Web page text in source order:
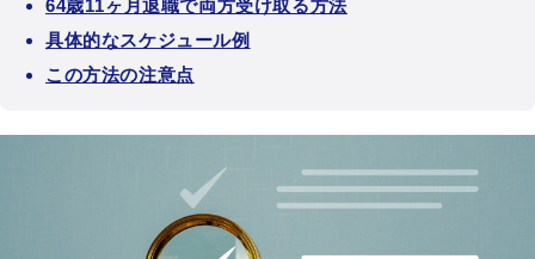
64歳11ヶ月退職で両方受け取る方法
具体的なスケジュール例
この方法の注意点